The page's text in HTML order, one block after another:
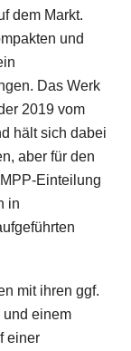
dem Markt.
und
Das Werk
2019 vom
hält sich dabei
aber für den
Einteilung
in
mit ihren ggf.
und einem
einer